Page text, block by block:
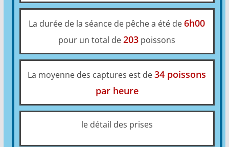
La durée de la séance de pêche a été de6h00
pour un total de203 poissons
La moyenne des captures est de34 poissons
par heure
le détail des prises